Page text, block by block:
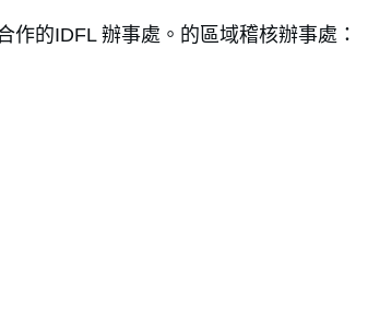
的IDFL 辦事處。的區域稽核辦事處：